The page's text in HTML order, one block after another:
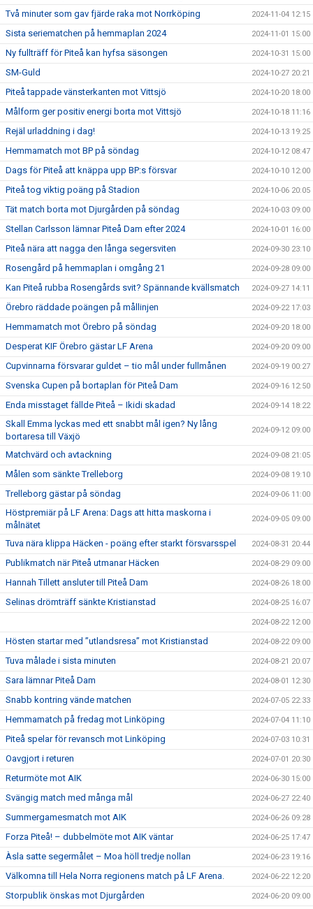
Två minuter som gav fjärde raka mot Norrköping 2024-11-04 12:15
Sista seriematchen på hemmaplan 2024 2024-11-01 15:00
Ny fullträff för Piteå kan hyfsa säsongen 2024-10-31 15:00
SM-Guld 2024-10-27 20:21
Piteå tappade vänsterkanten mot Vittsjö 2024-10-20 18:00
Målform ger positiv energi borta mot Vittsjö 2024-10-18 11:16
Rejäl urladdning i dag! 2024-10-13 19:25
Hemmamatch mot BP på söndag 2024-10-12 08:47
Dags för Piteå att knäppa upp BP:s försvar 2024-10-10 12:00
Piteå tog viktig poäng på Stadion 2024-10-06 20:05
Tät match borta mot Djurgården på söndag 2024-10-03 09:00
Stellan Carlsson lämnar Piteå Dam efter 2024 2024-10-01 16:00
Piteå nära att nagga den långa segersviten 2024-09-30 23:10
Rosengård på hemmaplan i omgång 21 2024-09-28 09:00
Kan Piteå rubba Rosengårds svit? Spännande kvällsmatch 2024-09-27 14:11
Örebro räddade poängen på mållinjen 2024-09-22 17:03
Hemmamatch mot Örebro på söndag 2024-09-20 18:00
Desperat KIF Örebro gästar LF Arena 2024-09-20 09:00
Cupvinnarna försvarar guldet – tio mål under fullmånen 2024-09-19 00:27
Svenska Cupen på bortaplan för Piteå Dam 2024-09-16 12:50
Enda misstaget fällde Piteå – Ikidi skadad 2024-09-14 18:22
Skall Emma lyckas med ett snabbt mål igen? Ny lång
bortaresa till Växjö
2024-09-12 09:00
Matchvärd och avtackning 2024-09-08 21:05
Målen som sänkte Trelleborg 2024-09-08 19:10
Trelleborg gästar på söndag 2024-09-06 11:00
Höstpremiär på LF Arena: Dags att hitta maskorna i
målnätet
2024-09-05 09:00
Tuva nära klippa Häcken - poäng efter starkt försvarsspel 2024-08-31 20:44
Publikmatch när Piteå utmanar Häcken 2024-08-29 09:00
Hannah Tillett ansluter till Piteå Dam 2024-08-26 18:00
Selinas drömträff sänkte Kristianstad 2024-08-25 16:07
2024-08-22 12:00
Hösten startar med ”utlandsresa” mot Kristianstad 2024-08-22 09:00
Tuva målade i sista minuten 2024-08-21 20:07
Sara lämnar Piteå Dam 2024-08-01 12:30
Snabb kontring vände matchen 2024-07-05 22:33
Hemmamatch på fredag mot Linköping 2024-07-04 11:10
Piteå spelar för revansch mot Linköping 2024-07-03 10:31
Oavgjort i returen 2024-07-01 20:30
Returmöte mot AIK 2024-06-30 15:00
Svängig match med många mål 2024-06-27 22:40
Summergamesmatch mot AIK 2024-06-26 09:28
Forza Piteå! – dubbelmöte mot AIK väntar 2024-06-25 17:47
Àsla satte segermålet – Moa höll tredje nollan 2024-06-23 19:16
Välkomna till Hela Norra regionens match på LF Arena. 2024-06-22 12:20
Storpublik önskas mot Djurgården 2024-06-20 09:00